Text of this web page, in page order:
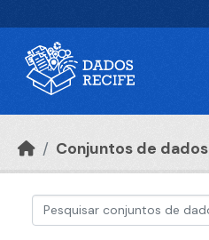
Conjuntos de dados